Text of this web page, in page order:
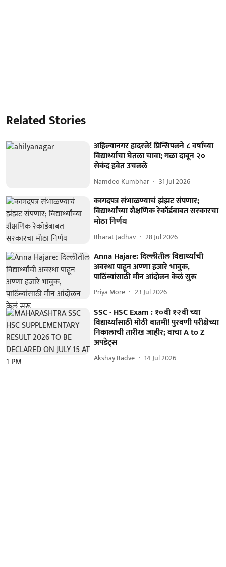
Related Stories
अहिल्यानगर हादरले! प्रिन्सिपलने ८ वर्षांच्या
विद्यार्थ्याचा घेतला चावा; गळा दाबून २०
सेकंद हवेत उचलले
Namdeo Kumbhar 31 Jul 2026
कागदपत्र संभाळण्याचं झंझट संपणार;
विद्यार्थ्यांच्या शैक्षणिक रेकॉर्डबाबत सरकारचा
मोठा निर्णय
Bharat Jadhav 28 Jul 2026
Anna Hajare: दिल्लीतील विद्यार्थ्यांची
अवस्था पाहून अण्णा हजारे भावुक,
पाठिंब्यांसाठी मौन आंदोलन केलं सुरू
Priya More 23 Jul 2026
SSC - HSC Exam : १०वी १२वी च्या
विद्यार्थ्यांसाठी मोठी बातमी! पुरवणी परीक्षेच्या
निकालाची तारीख जाहीर; वाचा A to Z
अपडेट्स
Akshay Badve 14 Jul 2026